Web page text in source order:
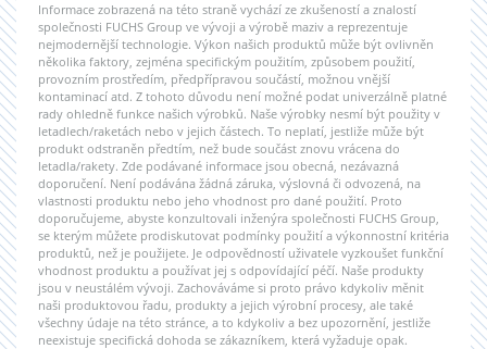
Informace zobrazená na této straně vychází ze zkušeností a znalostí
společnosti FUCHS Group ve vývoji a výrobě maziv a reprezentuje
nejmodernější technologie. Výkon našich produktů může být ovlivněn
několika faktory, zejména specifickým použitím, způsobem použití,
provozním prostředím, předpřípravou součástí, možnou vnější
kontaminací atd. Z tohoto důvodu není možné podat univerzálně platné
rady ohledně funkce našich výrobků. Naše výrobky nesmí být použity v
letadlech/raketách nebo v jejich částech. To neplatí, jestliže může být
produkt odstraněn předtím, než bude součást znovu vrácena do
letadla/rakety. Zde podávané informace jsou obecná, nezávazná
doporučení. Není podávána žádná záruka, výslovná či odvozená, na
vlastnosti produktu nebo jeho vhodnost pro dané použití. Proto
doporučujeme, abyste konzultovali inženýra společnosti FUCHS Group,
se kterým můžete prodiskutovat podmínky použití a výkonnostní kritéria
produktů, než je použijete. Je odpovědností uživatele vyzkoušet funkční
vhodnost produktu a používat jej s odpovídající péčí. Naše produkty
jsou v neustálém vývoji. Zachováváme si proto právo kdykoliv měnit
naši produktovou řadu, produkty a jejich výrobní procesy, ale také
všechny údaje na této stránce, a to kdykoliv a bez upozornění, jestliže
neexistuje specifická dohoda se zákazníkem, která vyžaduje opak.